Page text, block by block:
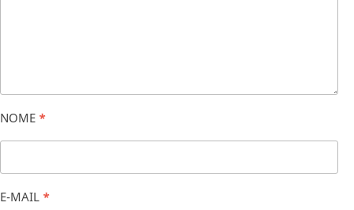
NOME *
E-MAIL *